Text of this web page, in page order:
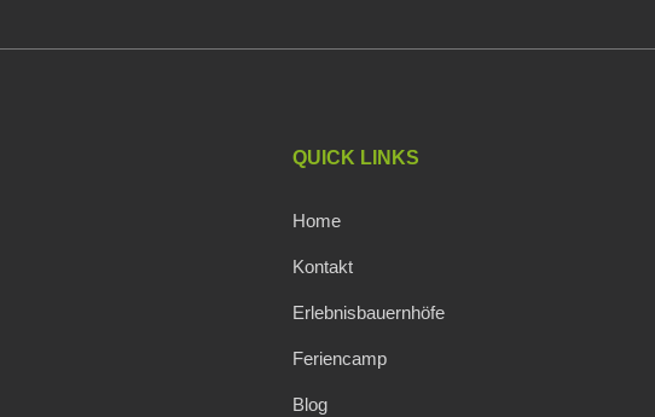
QUICK LINKS
Home
Kontakt
Erlebnisbauernhöfe
Feriencamp
Blog